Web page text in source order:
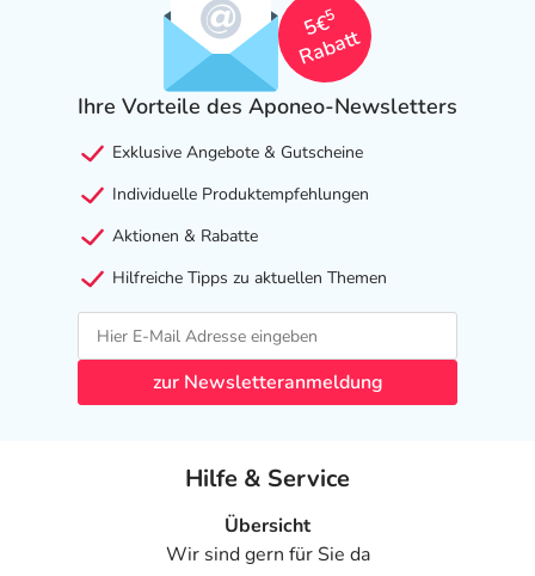
5€
5
Rabatt
Ihre Vorteile des Aponeo-Newsletters
Exklusive Angebote & Gutscheine
Individuelle Produktempfehlungen
Aktionen & Rabatte
Hilfreiche Tipps zu aktuellen Themen
zur Newsletteranmeldung
Hilfe & Service
Übersicht
Wir sind gern für Sie da